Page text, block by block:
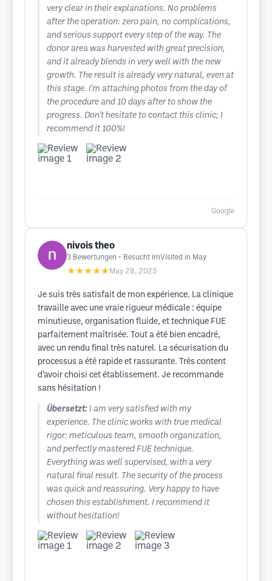
very clear in their explanations. No problems
after the operation: zero pain, no complications,
and serious support every step of the way. The
donor area was harvested with great precision,
and it already blends in very well with the new
growth. The result is already very natural, even at
this stage. I'm attaching photos from the day of
the procedure and 10 days after to show the
progress. Don't hesitate to contact this clinic; I
recommend it 100%!
Google
nivois theo
3 Bewertungen • Besucht imVisited in May
★★★★★ May 28, 2025
Je suis très satisfait de mon expérience. La clinique
travaille avec une vraie rigueur médicale : équipe
minutieuse, organisation fluide, et technique FUE
parfaitement maîtrisée. Tout a été bien encadré,
avec un rendu final très naturel. La sécurisation du
processus a été rapide et rassurante. Très content
d’avoir choisi cet établissement. Je recommande
sans hésitation !
Übersetzt: I am very satisfied with my
experience. The clinic works with true medical
rigor: meticulous team, smooth organization,
and perfectly mastered FUE technique.
Everything was well supervised, with a very
natural final result. The security of the process
was quick and reassuring. Very happy to have
chosen this establishment. I recommend it
without hesitation!